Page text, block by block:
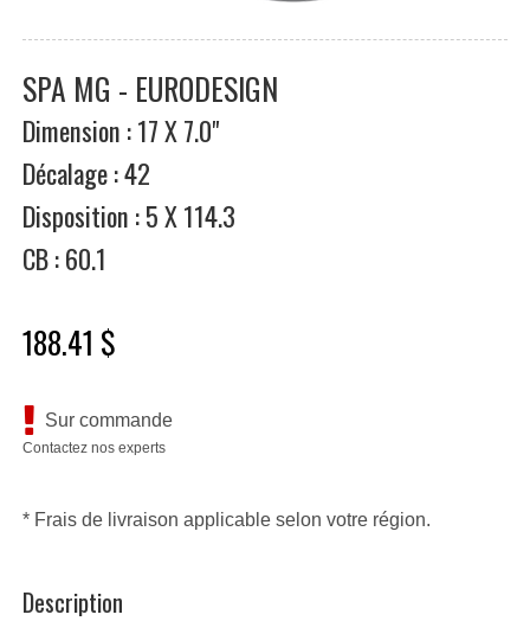
SPA MG - EURODESIGN
Dimension : 17 X 7.0"
Décalage : 42
Disposition : 5 X 114.3
CB : 60.1
188.41 $
Sur commande
Contactez nos experts
* Frais de livraison applicable selon votre région.
Description